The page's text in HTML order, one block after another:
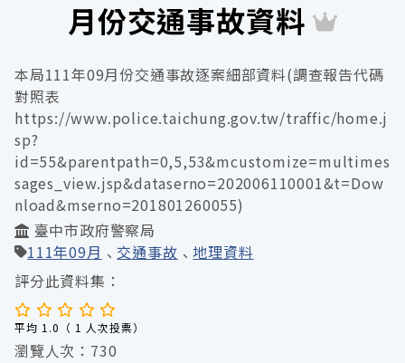
月份交通事故資料
本局111年09月份交通事故逐案細部資料(調查報告代碼
對照表
https://www.police.taichung.gov.tw/traffic/home.j
sp?
id=55&parentpath=0,5,53&mcustomize=multimes
sages_view.jsp&dataserno=202006110001&t=Dow
nload&mserno=201801260055)
臺中市政府警察局
111年09月
交通事故
地理資料
評分此資料集：
平均 1.0（ 1 人次投票）
瀏覽人次：730